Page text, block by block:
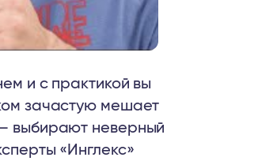
и с практикой вы
зачастую мешает
выбирают неверный
«Инглекс»